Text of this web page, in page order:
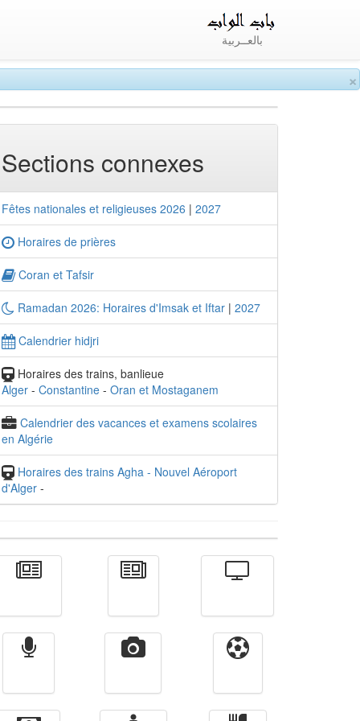
×
بالعــربية
Sections connexes
Fêtes nationales et religieuses 2026 | 2027
Horaires de prières
Coran et Tafsir
Ramadan 2026: Horaires d'Imsak et Iftar | 2027
Calendrier hidjri
Horaires des trains, banlieue
Alger - Constantine - Oran et Mostaganem
Calendrier des vacances et examens scolaires
en Algérie
Horaires des trains Agha - Nouvel Aéroport
d'Alger -